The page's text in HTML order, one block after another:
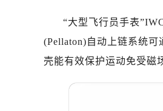
黑龙江省
黑龙江省双
黑龙江省
黑龙江省
“大型飞行员手表
(Pellaton)自动上链系统
壳能有效保护运动免受磁